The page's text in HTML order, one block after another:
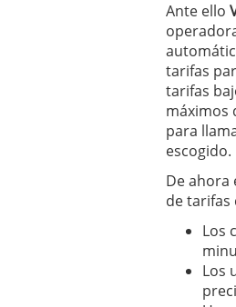
Ante ello
tarifas
tarifas
máximos
para
escogido.
De ahora
de tarifas
Los
Los